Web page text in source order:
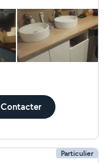
Contacter
Particulier